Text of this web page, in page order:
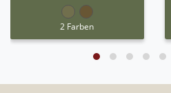
2 Farben